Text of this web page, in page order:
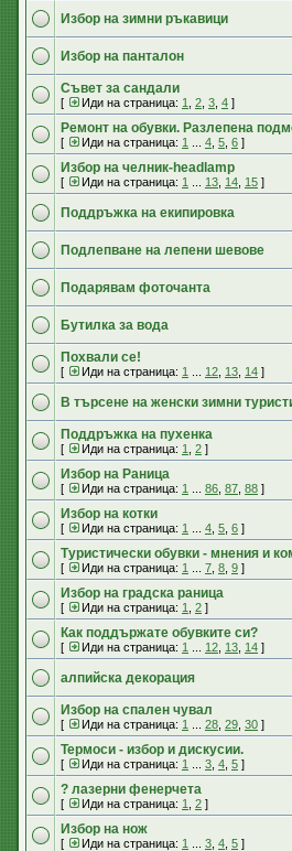
Избор на зимни ръкавици
Избор на панталон
Съвет за сандали
[ Иди на страница: 1 2 3 4 ]
Ремонт на обувки. Разлепена
[ Иди на страница: 1 4 5 6 ]
Избор на челник-headlamp
[ Иди на страница: 1 13 14 15 ]
Поддръжка на екипировка
Подлепване на лепени шевове
Подарявам фоточанта
Бутилка за вода
Похвали се!
[ Иди на страница: 1 12 13 14 ]
В търсене на женски зимни
Поддръжка на пухенка
[ Иди на страница: 1 2 ]
Избор на Раница
[ Иди на страница: 1 86 87 88 ]
Избор на котки
[ Иди на страница: 1 4 5 6 ]
Туристически обувки - мнения и
[ Иди на страница: 1 7 8 9 ]
Избор на градска раница
[ Иди на страница: 1 2 ]
Как поддържате обувките си?
[ Иди на страница: 1 12 13 14 ]
алпийска декорация
Избор на спален чувал
[ Иди на страница: 1 28 29 30 ]
Термоси - избор и дискусии.
[ Иди на страница: 1 3 4 5 ]
? лазерни фенерчета
[ Иди на страница: 1 2 ]
Избор на нож
[ Иди на страница: 1 3 4 5 ]